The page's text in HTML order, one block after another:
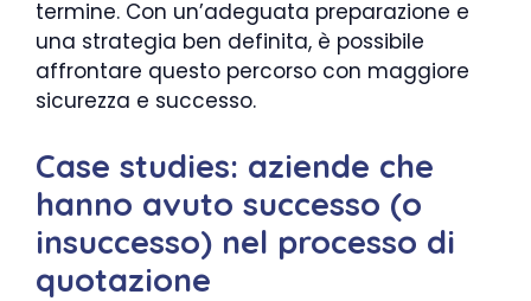
termine. Con un’adeguata preparazione e
una strategia ben definita, è possibile
affrontare questo percorso con maggiore
sicurezza e successo.
Case studies: aziende che
hanno avuto successo (o
insuccesso) nel processo di
quotazione